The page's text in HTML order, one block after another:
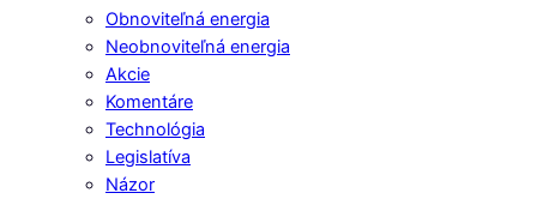
Obnoviteľná energia
Neobnoviteľná energia
Akcie
Komentáre
Technológia
Legislatíva
Názor